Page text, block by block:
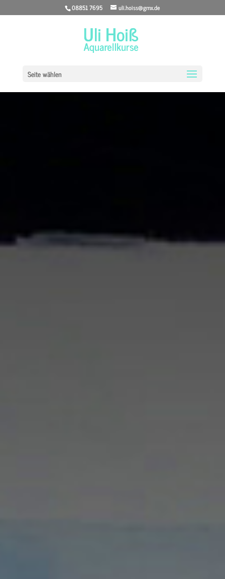
08851 7695 uli.hoiss@gmx.de
Seite wählen